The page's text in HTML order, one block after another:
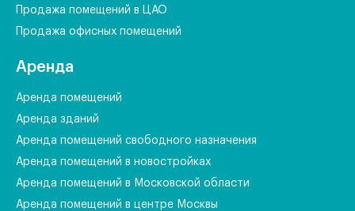
Продажа помещений в ЦАО
Продажа офисных помещений
Аренда
Аренда помещений
Аренда зданий
Аренда помещений свободного назначения
Аренда помещений в новостройках
Аренда помещений в Московской области
Аренда помещений в центре Москвы